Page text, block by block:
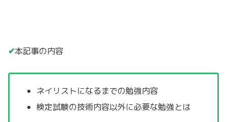
✔本記事の内容
ネイリストになるまでの勉強内容
検定試験の技術内容以外に必要な勉強とは